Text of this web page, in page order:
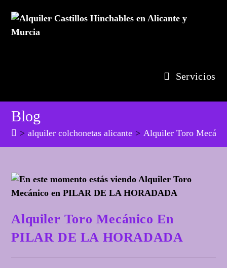
Servicios
Blog
> alquiler colchonetas alicante > Alquiler Toro
Alquiler Toro Mecánico En
PILAR DE LA HORADADA